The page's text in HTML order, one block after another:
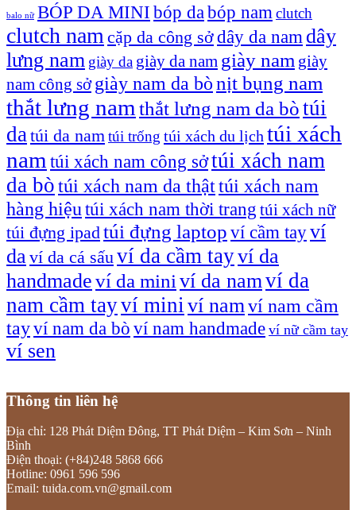
balo nữ BÓP DA MINI bóp da bóp nam clutch
clutch nam cặp da công sởdây da nam dây
lưng nam giày da giày da nam giày nam giày
nam công sở giày nam da bònịt bụng nam
thắt lưng nam thắt lưng nam da bòtúi
da túi da namtúi trống túi xách du lịch túi xách
nam túi xách nam công sởtúi xách nam
da bòtúi xách nam da thậttúi xách nam
hàng hiệu túi xách nam thời trang túi xách nữ
túi đựng ipadtúi đựng laptop ví cầm tayví
daví da cá sấu ví da cầm tayví da
handmadeví da mini ví da namví da
nam cầm tayví mini ví namví nam cầm
tayví nam da bò ví nam handmade ví nữ cầm tay
ví sen
Thông tin liên hệ
Địa chỉ: 128 Phát Diệm Đông, TT Phát Diệm – Kim Sơn – Ninh
Bình
Điện thoại: (+84)248 5868 666
Hotline: 0961 596 596
Email: tuida.com.vn@gmail.com